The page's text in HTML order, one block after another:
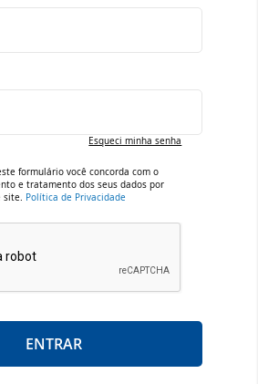
Esqueci minha senha
formulário você concorda com o
e tratamento dos seus dados por
site. Política de Privacidade
ENTRAR